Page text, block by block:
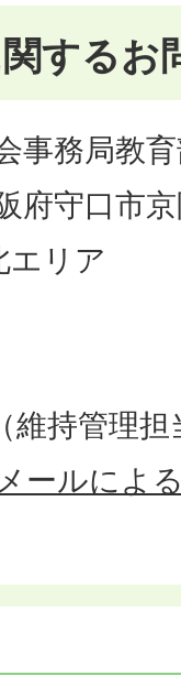
するお
事務局教
府守口市
エリア
持管理担
ールによ